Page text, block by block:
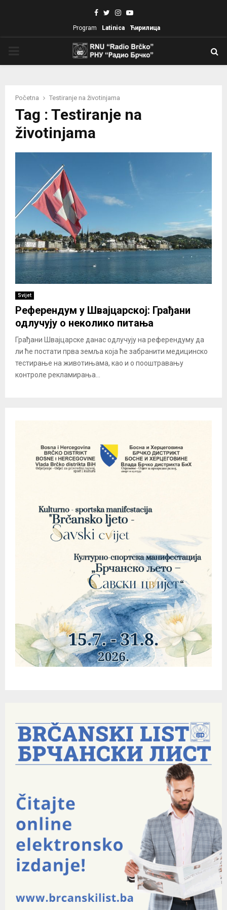
Facebook
TwitterInstagram
Youtube
Program Latinica Ћирилица
Početna Testiranje na životinjama
Tag : Testiranje na
životinjama
Svijet
Референдум у Швајцарској: Грађани
одлучују о неколико питања
Грађани Швајцарске данас одлучују на референдуму да
ли ће постати прва земља која ће забранити медицинско
тестирање на животињама, као и о пооштравању
контроле рекламирања...